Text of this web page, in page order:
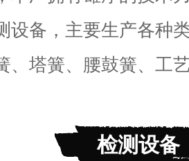
设备，主要生产各种
、塔簧、腰鼓簧、工
检测设备